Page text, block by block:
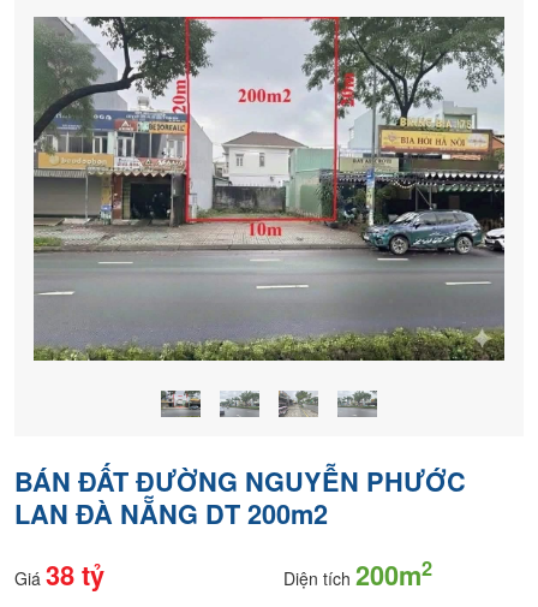
chính
BÁN ĐẤT ĐƯỜNG NGUYỄN PHƯỚC
LAN ĐÀ NẴNG DT 200m2
Giá 38 tỷ Diện tích 200m2